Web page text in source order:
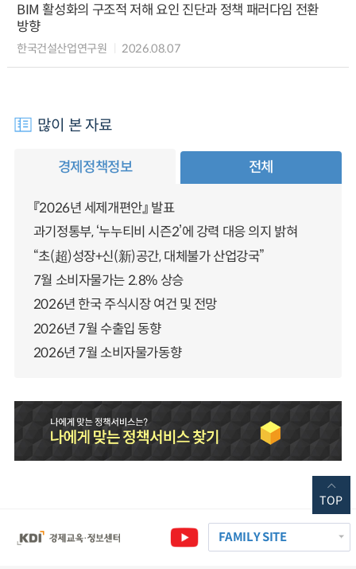
BIM 활성화의 구조적 저해 요인 진단과 정책 패러다임 전환
방향
한국건설산업연구원 2026.08.07
많이 본 자료
경제정책정보 전체
『2026년 세제개편안』 발표
과기정통부, ‘누누티비 시즌2’에 강력 대응 의지 밝혀
“초(超)성장+신(新)공간, 대체불가 산업강국”
7월 소비자물가는 2.8% 상승
2026년 한국 주식시장 여건 및 전망
2026년 7월 수출입 동향
2026년 7월 소비자물가동향
FAMILY SITE
TOP